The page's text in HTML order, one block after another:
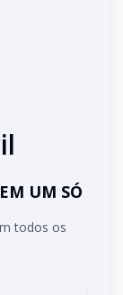
UM SÓ
todos os